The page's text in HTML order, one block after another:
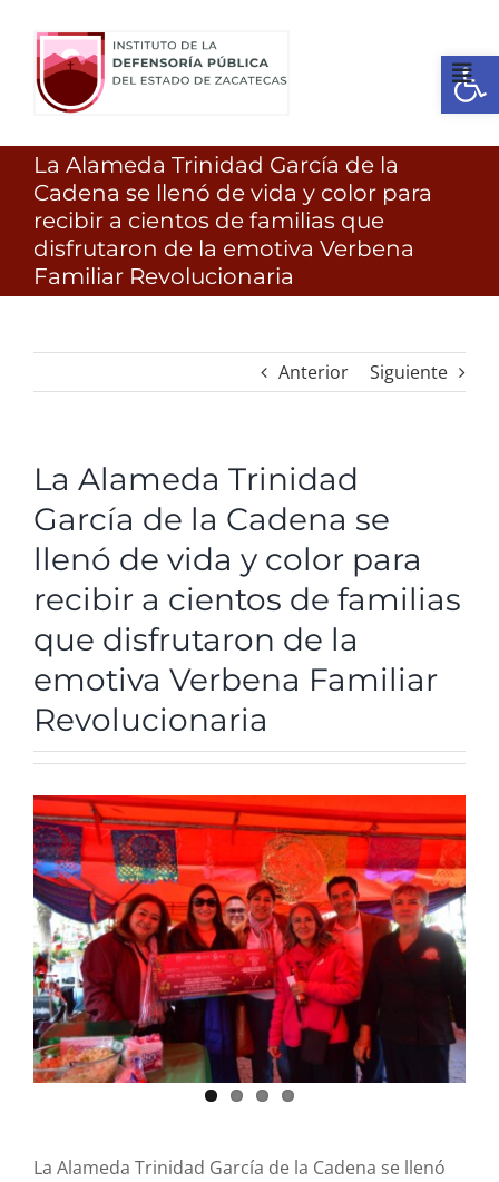
contenido
Inicio
¿Quienes somos?
R. Cuentas
Comité de ética
Aviso de privacidad
SIDP
La Alameda Trinidad García de la
Cadena se llenó de vida y color para
recibir a cientos de familias que
disfrutaron de la emotiva Verbena
Familiar Revolucionaria
Anterior Siguiente
La Alameda Trinidad
García de la Cadena se
llenó de vida y color para
recibir a cientos de familias
que disfrutaron de la
emotiva Verbena Familiar
Revolucionaria
View
Larger
Image
La Alameda Trinidad García de la Cadena se llenó